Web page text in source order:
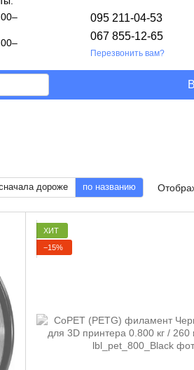
095 211-04-53
067 855-12-65
Перезвонить вам?
дороже по названию
ХИТ
−15%